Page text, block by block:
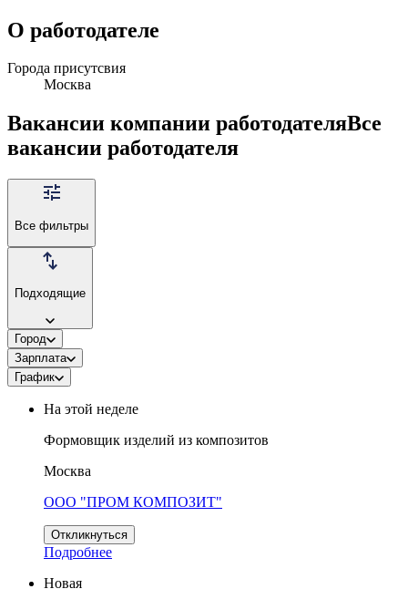
О работодателе
Города присутсвия
Москва
Вакансии компании работодателяВсе
вакансии работодателя
Все фильтры
Подходящие
Город
Зарплата
График
На этой неделе
Формовщик изделий из композитов
Москва
ООО "ПРОМ КОМПОЗИТ"
Откликнуться
Подробнее
Новая